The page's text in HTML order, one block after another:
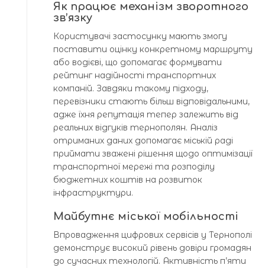
Як працює механізм зворотного
зв’язку
Користувачі застосунку мають змогу
поставити оцінку конкретному маршруту
або водієві, що допомагає формувати
рейтинг надійності транспортних
компаній. Завдяки такому підходу,
перевізники стають більш відповідальними,
адже їхня репутація тепер залежить від
реальних відгуків тернополян. Аналіз
отриманих даних допомагає міській раді
приймати зважені рішення щодо оптимізації
транспортної мережі та розподілу
бюджетних коштів на розвиток
інфраструктури.
Майбутнє міської мобільності
Впровадження цифрових сервісів у Тернополі
демонструє високий рівень довіри громадян
до сучасних технологій. Активність п’яти